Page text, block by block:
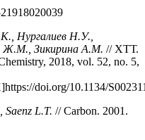
Нургалиев Н.У.,
Ж.М., Зикирина А.М. // ХТТ.
2018, vol. 52, no. 5,
doi.org/10.1134/
Saenz L.T. // Carbon. 2001.